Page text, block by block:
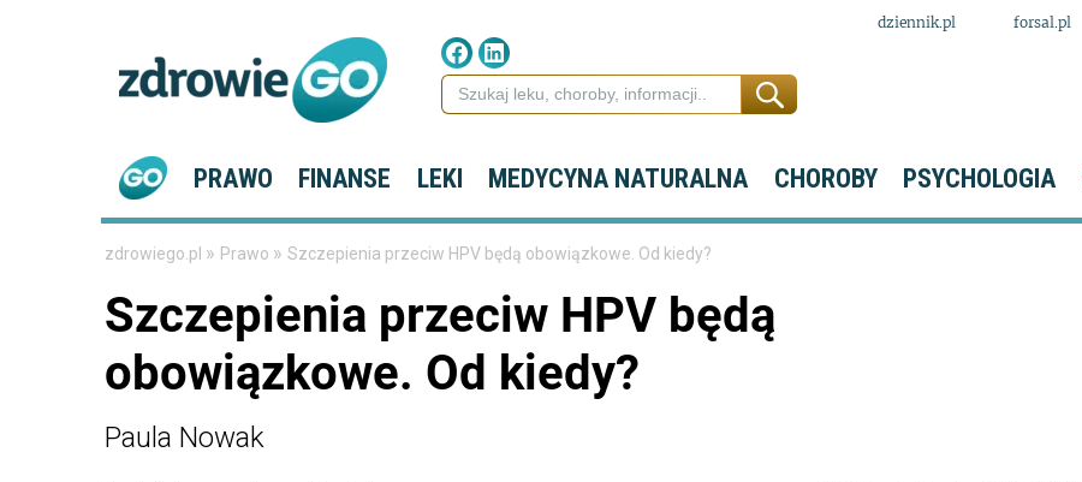
dziennik.pl forsal.pl
PRAWO FINANSE LEKI MEDYCYNA NATURALNA CHOROBY PSYCHOLOGIA
zdrowiego.pl » Prawo » Szczepienia przeciw HPV będą obowiązkowe. Od kiedy?
Szczepienia przeciw HPV będą
obowiązkowe. Od kiedy?
Paula Nowak